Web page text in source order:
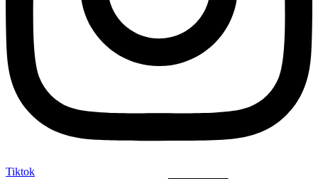
Tiktok